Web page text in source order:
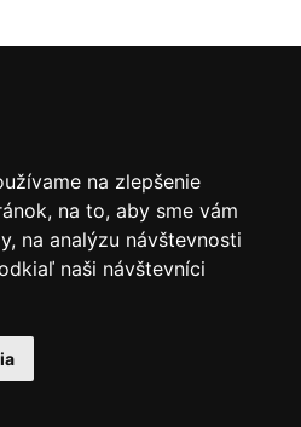
na zlepšenie
na to, aby sme vám
na analýzu návštevnosti
naši návštevníci